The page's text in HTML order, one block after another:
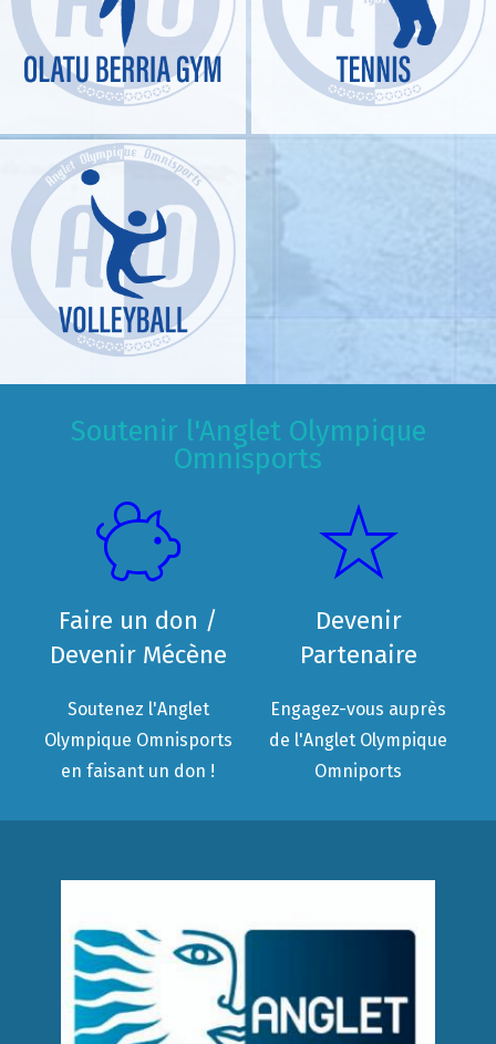
Soutenir l'Anglet Olympique
Omnisports
Faire un don /
Devenir Mécène
Soutenez l'Anglet
Olympique Omnisports
en faisant un don !
Devenir
Partenaire
Engagez-vous auprès
de l'Anglet Olympique
Omniports